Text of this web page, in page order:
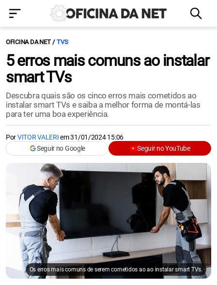
OFICINA DA NET TVS
5 erros mais comuns ao instalar
smart TVs
Descubra quais são os cinco erros mais cometidos ao
instalar smart TVs e saiba a melhor forma de montá-las
para ter uma boa experiência.
PorVITOR VALERIem31/01/2024 15:06
Seguir no Google
Seguir no YouTube
Os erros mais comuns de serem cometidos ao ao instalar smart TVs.